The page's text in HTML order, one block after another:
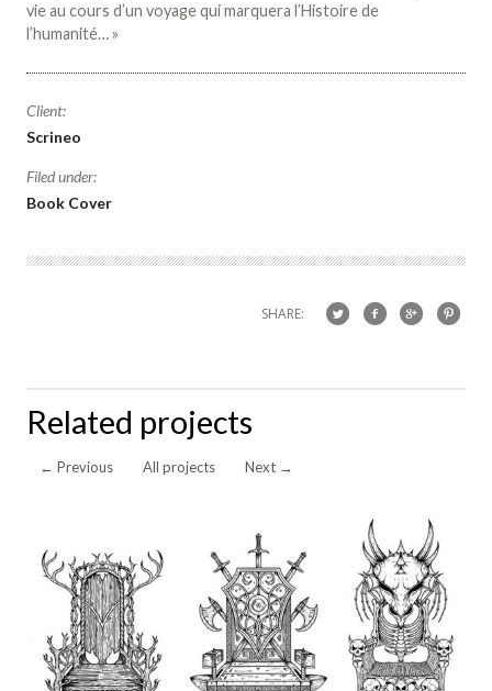
vie au cours d’un voyage qui marquera l’Histoire de
l’humanité… »
Client:
Scrineo
Filed under:
Book Cover
SHARE:
Related projects
← Previous All projects Next →